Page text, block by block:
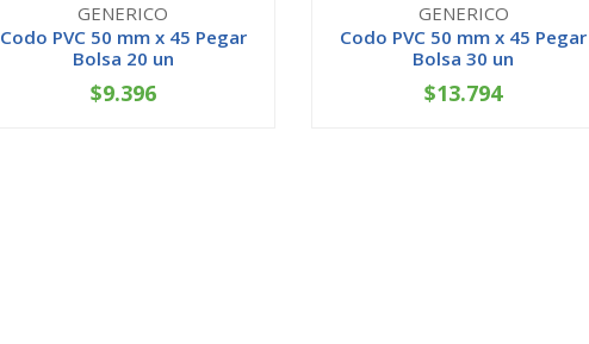
GENERICO
Codo PVC 50 mm x 45 Pegar
Bolsa 20 un
+
$9.396
GENERICO
Codo PVC 50 mm x 45 Pegar
Bolsa 30 un
+
$13.794